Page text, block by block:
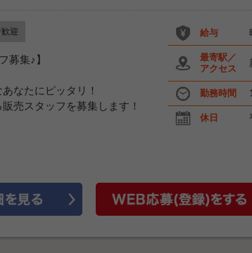
迎
募集♪】
なたにピッタリ！
売スタッフを募集します！
給与
最寄駅／
アクセス
勤務時間
休日